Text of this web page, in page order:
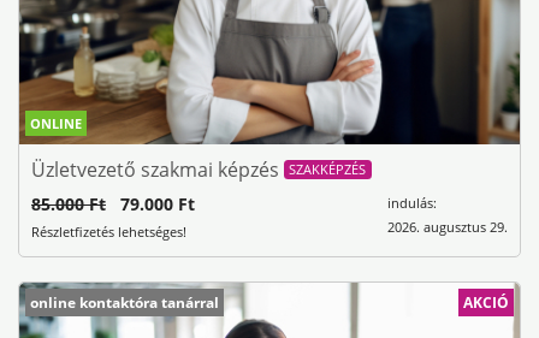
ONLINE
Üzletvezető szakmai képzés
SZAKKÉPZÉS
indulás:
2026. augusztus 29.
85.000 Ft 79.000 Ft
Részletfizetés lehetséges!
online kontaktóra tanárral AKCIÓ